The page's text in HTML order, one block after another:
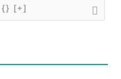
{} [+]